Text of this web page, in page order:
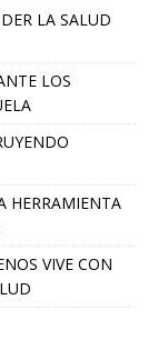
LA SALUD
LOS
HERRAMIENTA
VIVE CON